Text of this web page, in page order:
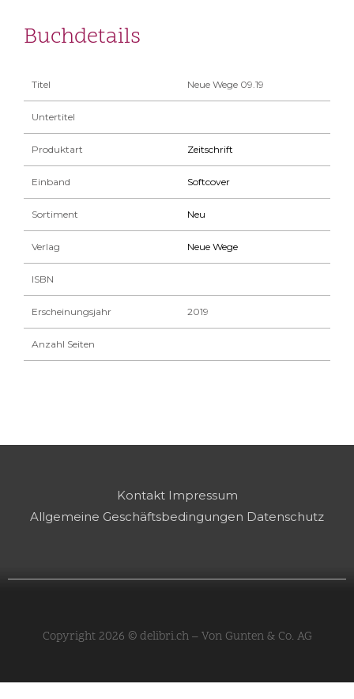
Buchdetails
Titel Neue Wege 09.19
Untertitel
Produktart Zeitschrift
Einband Softcover
Sortiment Neu
Verlag Neue Wege
ISBN
Erscheinungsjahr 2019
Anzahl Seiten
Kontakt Impressum
Allgemeine Geschäftsbedingungen Datenschutz
Copyright 2026 © delibri.ch – Von Gunten & Co. AG